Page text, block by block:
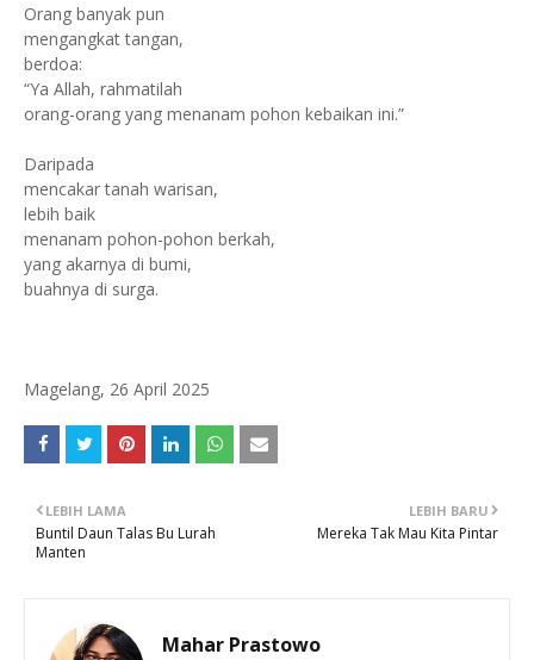
Orang banyak pun
mengangkat tangan,
berdoa:
“Ya Allah, rahmatilah
orang-orang yang menanam pohon kebaikan ini.”
Daripada
mencakar tanah warisan,
lebih baik
menanam pohon-pohon berkah,
yang akarnya di bumi,
buahnya di surga.
Magelang, 26 April 2025
LEBIH BARU
Mereka Tak Mau Kita Pintar
LEBIH LAMA
Buntil Daun Talas Bu Lurah
Manten
Mahar Prastowo